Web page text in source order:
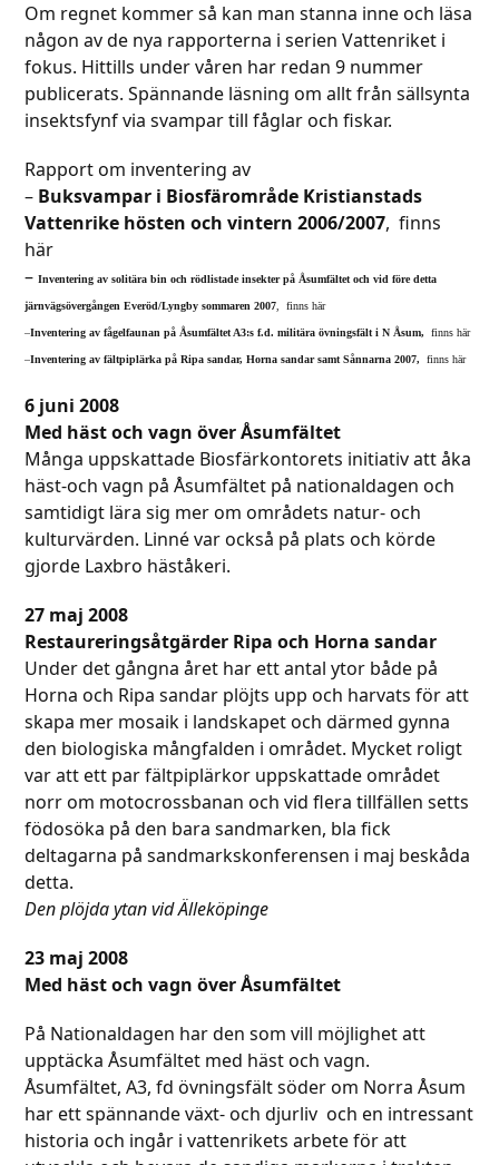
Om regnet kommer så kan man stanna inne och läsa
någon av de nya rapporterna i serien Vattenriket i
fokus. Hittills under våren har redan 9 nummer
publicerats. Spännande läsning om allt från sällsynta
insektsfynf via svampar till fåglar och fiskar.
Rapport om inventering av
– Buksvampar i Biosfärområde Kristianstads
Vattenrike hösten och vintern 2006/2007, finns
här
–Inventering av solitära bin och rödlistade insekter på Åsumfältet och vid före detta
järnvägsövergången Everöd/Lyngby sommaren 2007 , finns här
–Inventering av fågelfaunan på Åsumfältet A3:s f.d. militära övningsfält i N Åsum, finns här
–Inventering av fältpiplärka på Ripa sandar, Horna sandar samt Sånnarna 2007, finns här
6 juni 2008
Med häst och vagn över Åsumfältet
Många uppskattade Biosfärkontorets initiativ att åka
häst-och vagn på Åsumfältet på nationaldagen och
samtidigt lära sig mer om områdets natur- och
kulturvärden. Linné var också på plats och körde
gjorde Laxbro häståkeri.
27 maj 2008
Restaureringsåtgärder Ripa och Horna sandar
Under det gångna året har ett antal ytor både på
Horna och Ripa sandar plöjts upp och harvats för att
skapa mer mosaik i landskapet och därmed gynna
den biologiska mångfalden i området. Mycket roligt
var att ett par fältpiplärkor uppskattade området
norr om motocrossbanan och vid flera tillfällen setts
födosöka på den bara sandmarken, bla fick
deltagarna på sandmarkskonferensen i maj beskåda
detta.
Den plöjda ytan vid Älleköpinge
23 maj 2008
Med häst och vagn över Åsumfältet
På Nationaldagen har den som vill möjlighet att
upptäcka Åsumfältet med häst och vagn.
Åsumfältet, A3, fd övningsfält söder om Norra Åsum
har ett spännande växt- och djurliv och en intressant
historia och ingår i vattenrikets arbete för att